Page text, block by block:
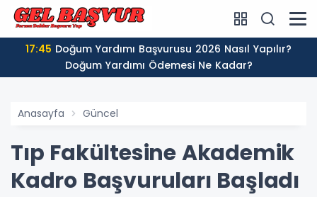
17:45
Doğum Yardımı Ödemesi Ne Kadar?
Anasayfa Güncel
Tıp Fakültesine Akademik
Kadro Başvuruları Başladı